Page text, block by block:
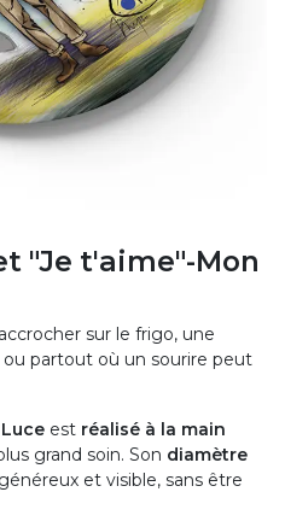
"Je t'aime"-Mon
sur le frigo, une
partout où un sourire peut
est réalisé à la main
grand soin. Son diamètre
et visible, sans être